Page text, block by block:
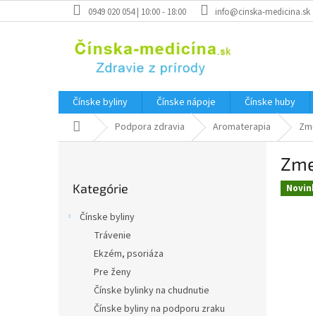
na
0949 020 054 | 10:00 - 18:00 info@cinska-medicina.sk
Čínske byliny Čínske nápoje Čínske huby
DomovPodpora zdravia Aromaterapia
kategórie
Kategórie
Čínske byliny
Trávenie
Ekzém, psoriáza
Pre ženy
Čínske bylinky na chudnutie
Čínske byliny na podporu zraku